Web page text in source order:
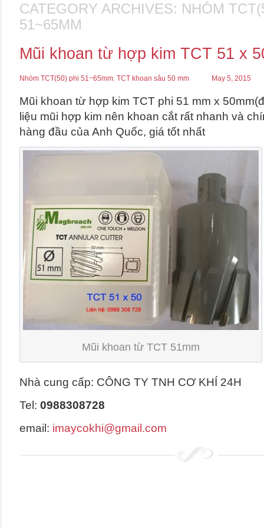
CATEGORY ARCHIVES: NHÓM
51~65MM
Mũi khoan từ hợp kim TCT 51 x
Nhóm TCT(50) phi 51~65mm, TCT khoan sâu 50 mm May 5, 2015
Mũi khoan từ hợp kim TCT phi 51 mm x
liệu mũi hợp kim nên khoan cắt rất nhanh và
hàng đầu của Anh Quốc, giá tốt nhất
Mũi khoan từ TCT 51mm
Nhà cung cấp: CÔNG TY TNH CƠ KHÍ 24H
Tel: 0988308728
email: imaycokhi@gmail.com